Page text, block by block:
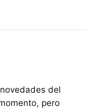
del
pero